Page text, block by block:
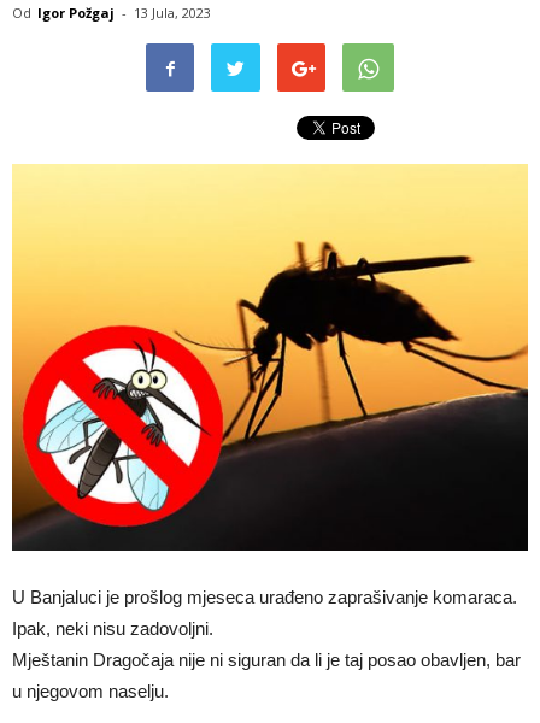
Od Igor Požgaj - 13 Jula, 2023
U Banjaluci je prošlog mjeseca urađeno zaprašivanje komaraca.
Ipak, neki nisu zadovoljni.
Mještanin Dragočaja nije ni siguran da li je taj posao obavljen, bar
u njegovom naselju.